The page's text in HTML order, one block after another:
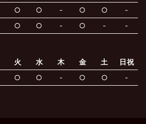
からのお知らせ
医療トピックス
じめての方へ
医師の紹介
険での診療
皮膚科
美容診療
のお問いあわせ
○ ○ - ○ ○
-
○ ○ - ○ - -
火 水 木 金 土
日祝
○ ○ - ○ ○ -